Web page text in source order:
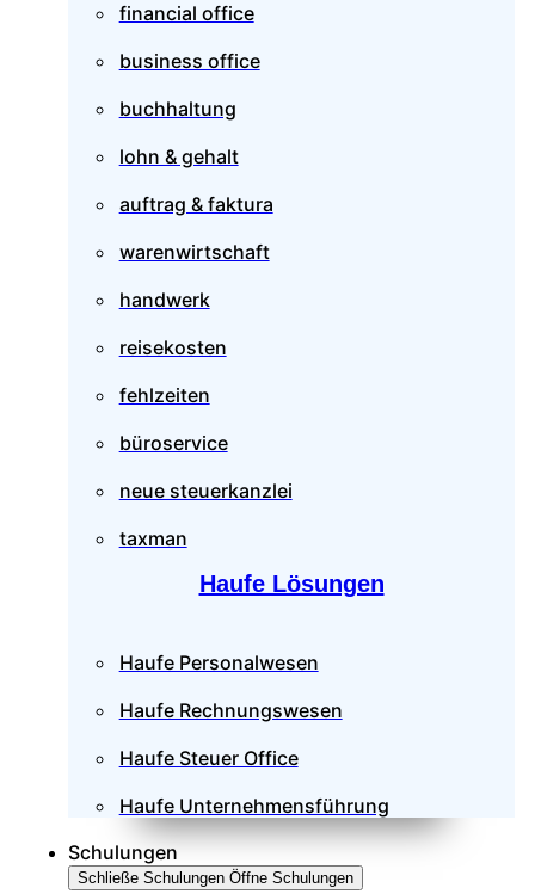
financial office
business office
buchhaltung
lohn & gehalt
auftrag & faktura
warenwirtschaft
handwerk
reisekosten
fehlzeiten
büroservice
neue steuerkanzlei
taxman
Haufe Lösungen
Haufe Personalwesen
Haufe Rechnungswesen
Haufe Steuer Office
Haufe Unternehmensführung
Schulungen
Schließe Schulungen Öffne Schulungen